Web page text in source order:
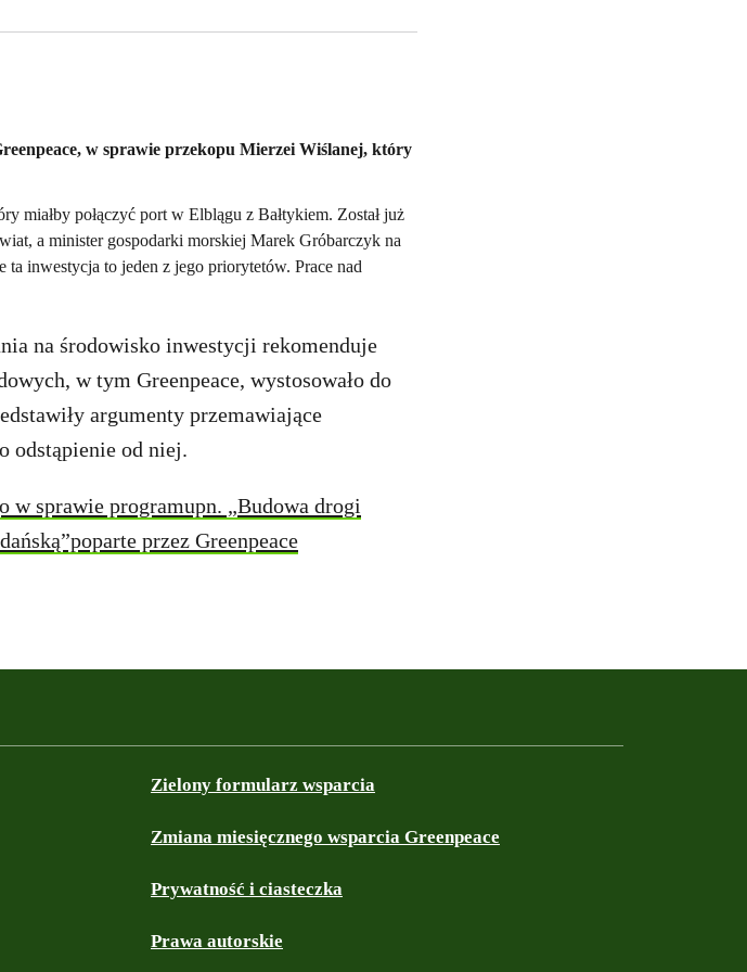
w sprawie przekopu Mierzei Wiślanej, który
miałby połączyć port w Elblągu z Bałtykiem. Został już
a minister gospodarki morskiej Marek Gróbarczyk na
inwestycja to jeden z jego priorytetów. Prace nad
na środowisko inwestycji rekomenduje
w tym Greenpeace, wystosowało do
argumenty przemawiające
odstąpienie od niej.
w sprawie programupn. „Budowa drogi
przez Greenpeace
Zielony formularz wsparcia
Zmiana miesięcznego wsparcia Greenpeace
Prywatność i ciasteczka
Prawa autorskie